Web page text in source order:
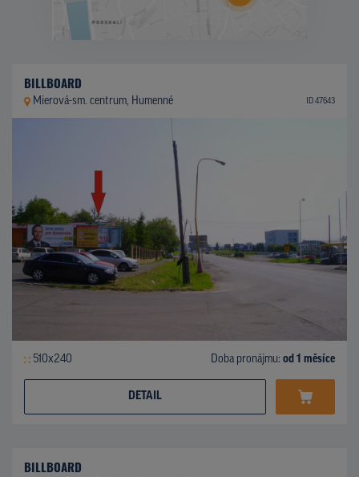
BILLBOARD
Mierová-sm. centrum, Humenné ID 47643
510x240 Doba pronájmu: od 1 měsíce
DETAIL
BILLBOARD